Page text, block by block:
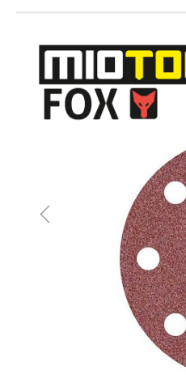
Bildergalerie überspringen